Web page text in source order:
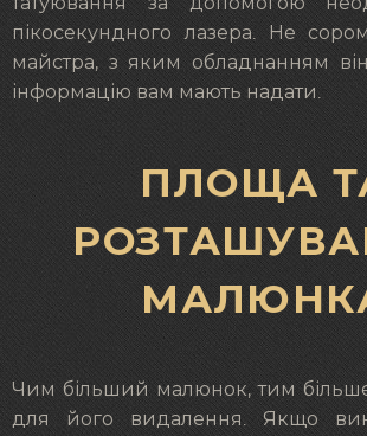
пікосекундного лазера. Не
майстра, з яким обладнанням
інформацію вам мають надати.
ПЛОЩА
Чим більший малюнок, тим більше
для його видалення. Якщо